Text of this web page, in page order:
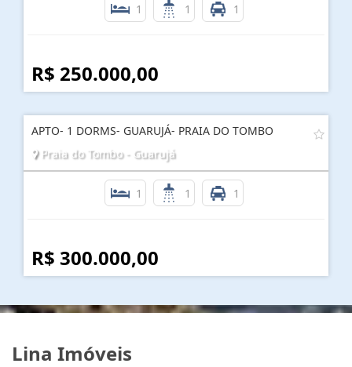
1 1 1
R$ 250.000,00
APTO- 1 DORMS- GUARUJÁ- PRAIA DO TOMBO
Praia do Tombo - Guarujá
1 1 1
R$ 300.000,00
Lina Imóveis